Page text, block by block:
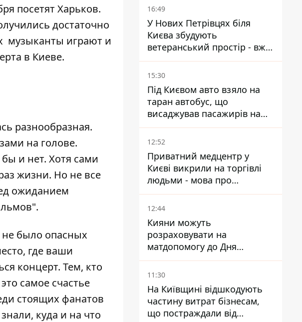
посетят Харьков.
достаточно
музыканты играют и
в Киеве.
разнообразная.
на голове.
и нет. Хотя сами
жизни. Но не все
ожиданием
не было опасных
где ваши
концерт. Тем, кто
самое счастье
стоящих фанатов
куда и на что
16:49
У Нових Петрівцях біля
Києва збудують
ветеранський простір - вже
знайшли проєктанта
15:30
Під Києвом авто взяло на
таран автобус, що
висаджував пасажирів на
зупинці - пасажирка в
лікарні
12:52
Приватний медцентр у
Києві викрили на торгівлі
людьми - мова про
сурогатне материнство
12:44
Кияни можуть
розраховувати на
матдопомогу до Дня
незалежності - кому її
дадуть
11:30
На Київщині відшкодують
частину витрат бізнесам,
що постраждали від